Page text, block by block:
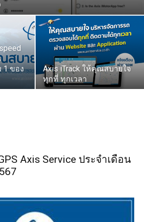
1 ของ
Axis iTrack ให้คุณสบายใจ
ทุกที่ ทุกเวลา
Axis Service ประจำเดือน